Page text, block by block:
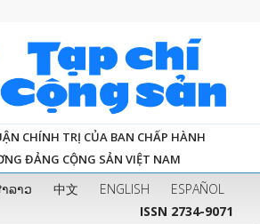
CHÍNH TRỊ CỦA BAN CHẤP HÀNH
ĐẢNG CỘNG SẢN VIỆT NAM
ລາວ 中文 ENGLISH
ESPAÑOL
ISSN 2734-9071